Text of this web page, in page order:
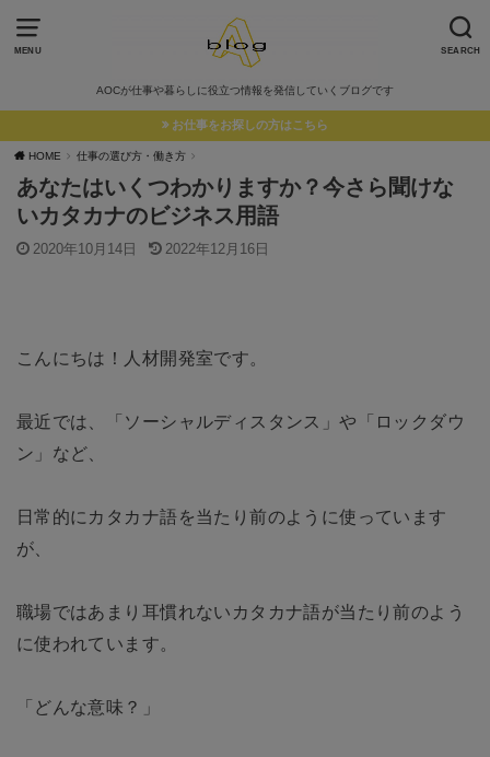
MENU SEARCH
AOCが仕事や暮らしに役立つ情報を発信していくブログです
お仕事をお探しの方はこちら
HOME 仕事の選び方・働き方
あなたはいくつわかりますか？今さら聞けな
いカタカナのビジネス用語
2020年10月14日 2022年12月16日
こんにちは！人材開発室です。
最近では、「ソーシャルディスタンス」や「ロックダウ
ン」など、
日常的にカタカナ語を当たり前のように使っています
が、
職場ではあまり耳慣れないカタカナ語が当たり前のよう
に使われています。
「どんな意味？」